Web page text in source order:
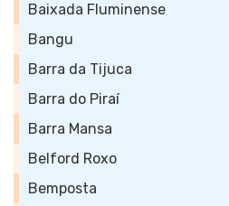
Baixada Fluminense
Bangu
Barra da Tijuca
Barra do Piraí
Barra Mansa
Belford Roxo
Bemposta